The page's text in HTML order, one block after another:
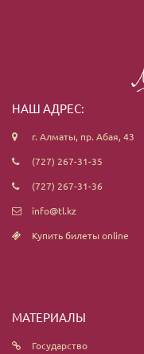
НАШ АДРЕС:
г. Алматы, пр. Абая, 43
(727) 267-31-35
(727) 267-31-36
info@tl.kz
Купить билеты online
МАТЕРИАЛЫ
Государство